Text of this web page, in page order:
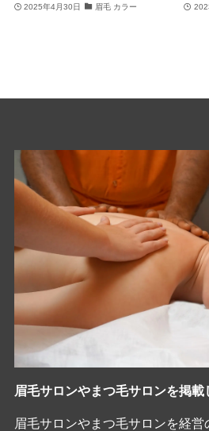
2025年4月30日 眉毛 カラー
眉毛サロンやまつ毛サロンを掲載
眉毛サロンやまつ毛サロンを経